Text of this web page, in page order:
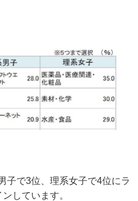
子で3位、理系女子で4位にラ
しています。